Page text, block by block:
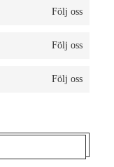
Följ oss
Följ oss
Följ oss